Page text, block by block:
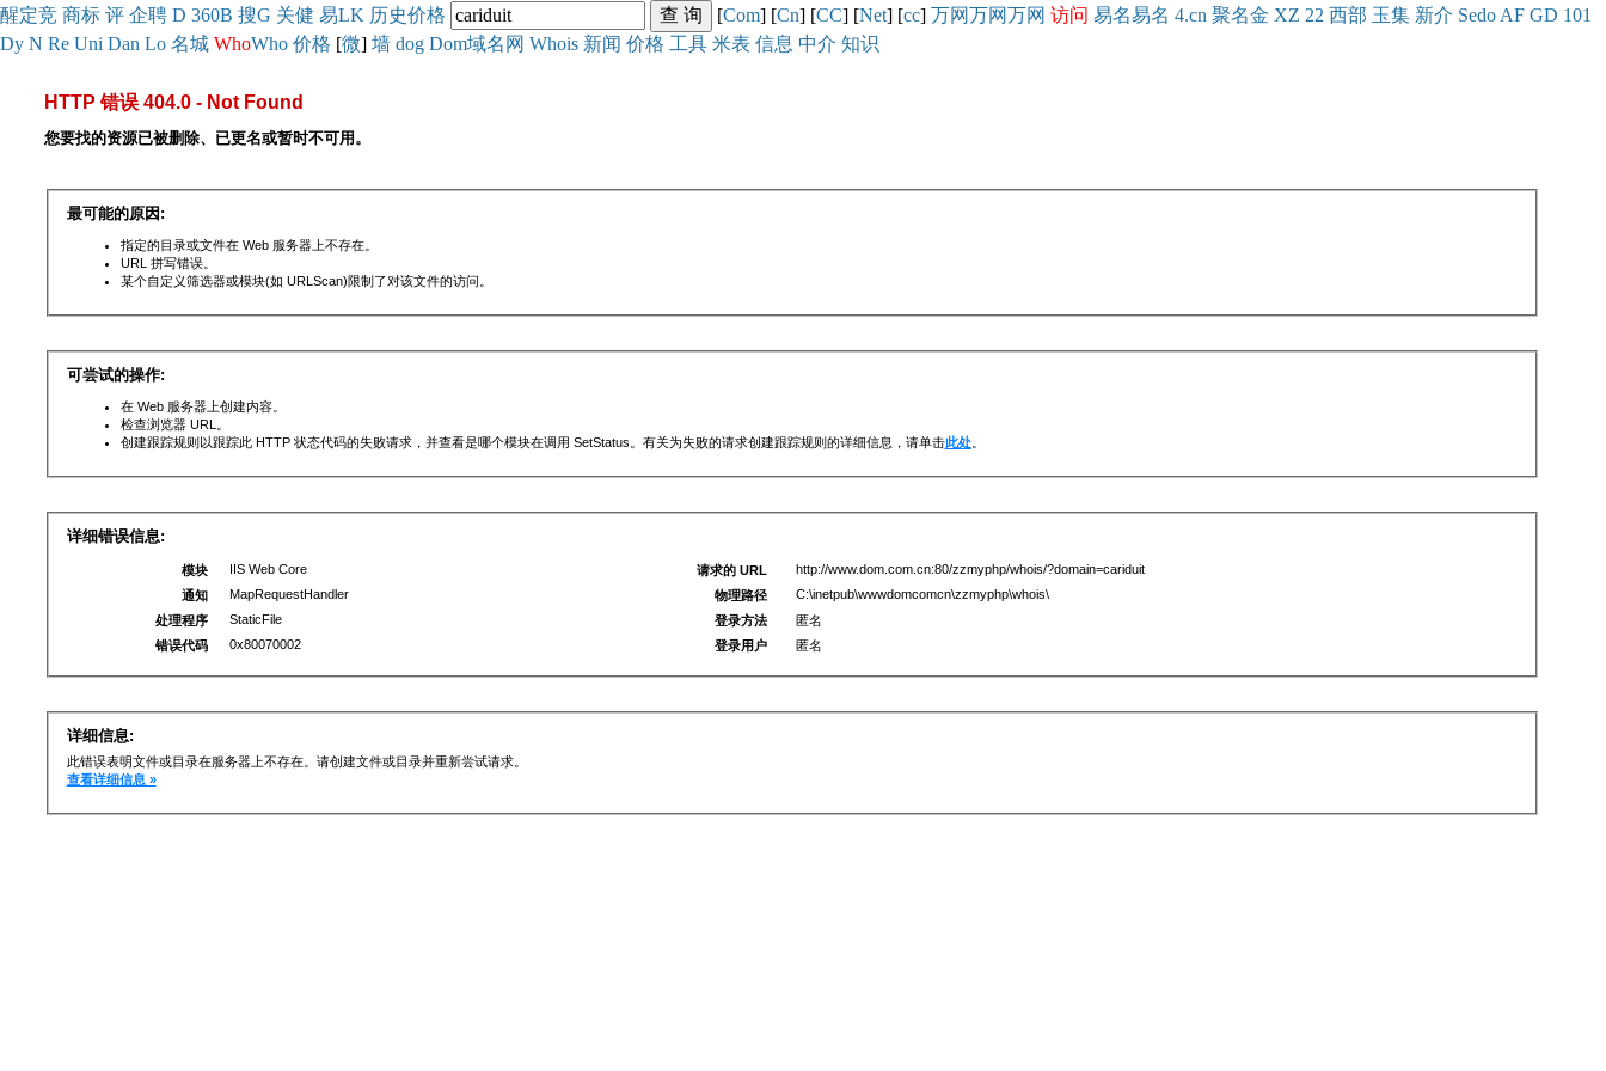
醒定竞 商标 评 企聘 D 360B 搜G 关健 易LK 历史价格 [Com] [Cn] [CC] [Net] [cc] 万网万网万网 访问 易名易名 4.cn 聚名金 XZ 22 西部 玉集 新介 Sedo AF GD 101
Dy N Re Uni Dan Lo 名城 WhoWho 价格 [微] 墙 dog Dom域名网 Whois 新闻 价格 工具 米表 信息 中介 知识